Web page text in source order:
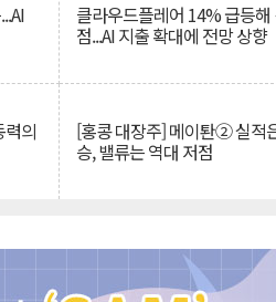
클라우드플레어 14% 급등해
점...AI 지출 확대에 전망 상향
의 [홍콩 대장주] 메이퇀② 실적
승, 밸류는 역대 저점